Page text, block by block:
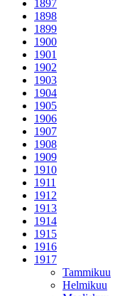
1897
1898
1899
1900
1901
1902
1903
1904
1905
1906
1907
1908
1909
1910
1911
1912
1913
1914
1915
1916
1917
Tammikuu
Helmikuu